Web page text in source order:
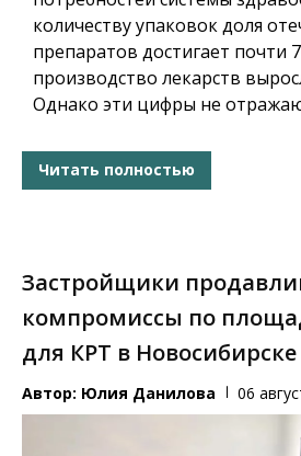
количеству упаковок доля
препаратов достигает почти
производство лекарств
Однако эти цифры не
Читать полностью
Застройщики
компромиссы по
для КРТ в Новосибирске
Автор: Юлия Данилова 06